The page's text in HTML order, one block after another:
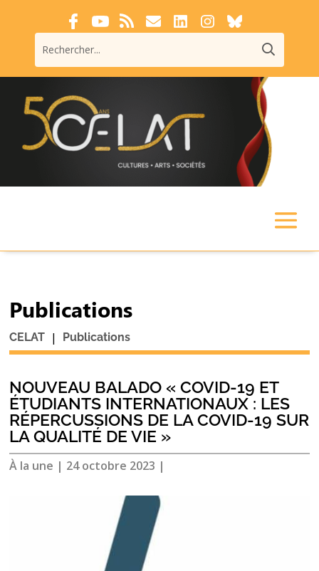
Publications
CELAT | Publications
NOUVEAU BALADO « COVID-19 ET
ÉTUDIANTS INTERNATIONAUX : LES
RÉPERCUSSIONS DE LA COVID-19 SUR
LA QUALITÉ DE VIE »
À la une | 24 octobre 2023 |